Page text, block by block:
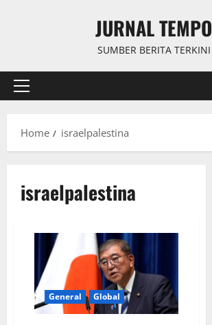
JURNAL TEMPO
SUMBER BERITA TERKINI
Primary
Home
israelpalestina
israelpalestina
General Global